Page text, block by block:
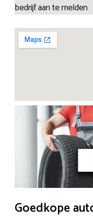
bedrijf aan te melden
Goedkope